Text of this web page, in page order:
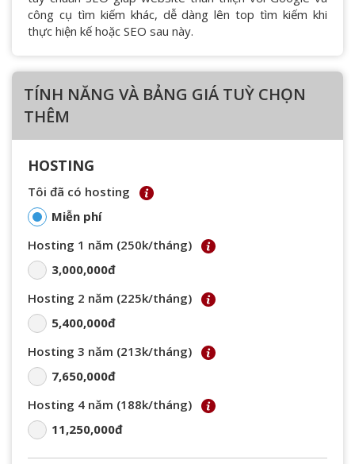
công cụ tìm kiếm khác, dễ dàng lên top tìm kiếm khi
thực hiện kế hoặc SEO sau này.
TÍNH NĂNG VÀ BẢNG GIÁ TUỲ CHỌN
THÊM
HOSTING
Tôi đã có hosting
Miễn phí
Hosting 1 năm (250k/tháng)
3,000,000đ
Hosting 2 năm (225k/tháng)
5,400,000đ
Hosting 3 năm (213k/tháng)
7,650,000đ
Hosting 4 năm (188k/tháng)
11,250,000đ